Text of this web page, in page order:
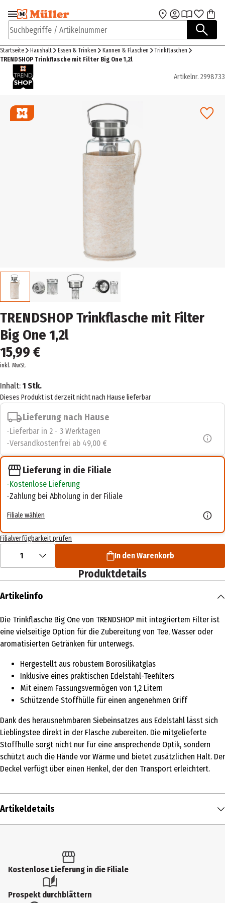
Zur Navigation
springen
Zum Hauptinhalt
Suchbegriffe / Artikelnummer
Startseite Haushalt Essen & Trinken Kannen & Flaschen
Trinkflaschen
TRENDSHOP Trinkflasche mit Filter Big One 1,2l
Artikelnr. 2998733
TRENDSHOP Trinkflasche mit Filter
Big One 1,2l
15,99 €
inkl. MwSt.
Inhalt: 1 Stk.
Dieses Produkt ist derzeit nicht nach Hause lieferbar
Lieferung nach Hause
Lieferbar in 2 - 3 Werktagen
Versandkostenfrei ab 49,00 €
Lieferung in die Filiale
Kostenlose Lieferung
Zahlung bei Abholung in der Filiale
Filiale wählen
Filialverfügbarkeit prüfen
1 In den Warenkorb
Produktdetails
Artikelinfo
Die Trinkflasche Big One von TRENDSHOP mit integriertem Filter ist
eine vielseitige Option für die Zubereitung von Tee, Wasser oder
aromatisierten Getränken für unterwegs.
Hergestellt aus robustem Borosilikatglas
Inklusive eines praktischen Edelstahl-Teefilters
Mit einem Fassungsvermögen von 1,2 Litern
Schützende Stoffhülle für einen angenehmen Griff
Dank des herausnehmbaren Siebeinsatzes aus Edelstahl lässt sich
Lieblingstee direkt in der Flasche zubereiten. Die mitgelieferte
Stoffhülle sorgt nicht nur für eine ansprechende Optik, sondern
schützt auch die Hände vor Wärme und bietet zusätzlichen Halt. Der
Deckel verfügt über einen Henkel, der den Transport erleichtert.
Artikeldetails
Produkttyp
Trinkflaschen
Kostenlose Lieferung in die Filiale
Prospekt durchblättern